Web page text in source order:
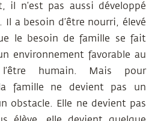
, il n’est pas aussi développé
Il a besoin d’être nourri, élevé
le besoin de famille se fait
environnement favorable au
l’être humain. Mais pour
famille ne devient pas un
obstacle. Elle ne devient pas